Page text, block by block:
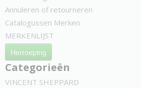
Annuleren of retourneren
Catalogussen Merken
MERKENLIJST
Herroeping
Categorieën
VINCENT SHEPPARD